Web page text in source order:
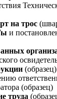
на трос
и
(образец)
(образец)
труда